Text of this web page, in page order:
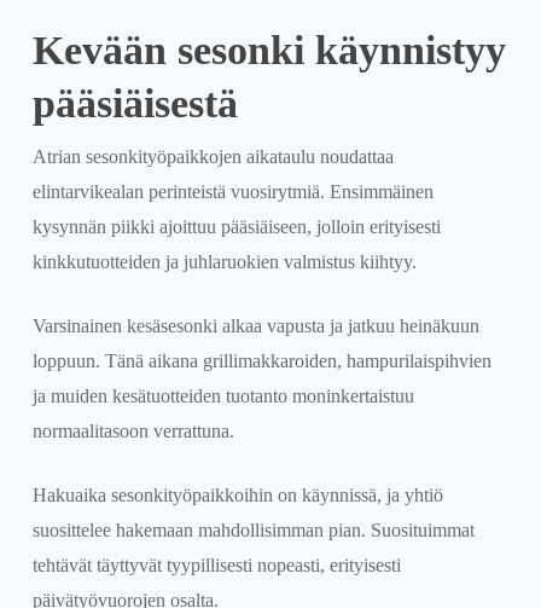
Kevään sesonki käynnistyy
pääsiäisestä
Atrian sesonkityöpaikkojen aikataulu noudattaa
elintarvikealan perinteistä vuosirytmiä. Ensimmäinen
kysynnän piikki ajoittuu pääsiäiseen, jolloin erityisesti
kinkkutuotteiden ja juhlaruokien valmistus kiihtyy.
Varsinainen kesäsesonki alkaa vapusta ja jatkuu heinäkuun
loppuun. Tänä aikana grillimakkaroiden, hampurilaispihvien
ja muiden kesätuotteiden tuotanto moninkertaistuu
normaalitasoon verrattuna.
Hakuaika sesonkityöpaikkoihin on käynnissä, ja yhtiö
suosittelee hakemaan mahdollisimman pian. Suosituimmat
tehtävät täyttyvät tyypillisesti nopeasti, erityisesti
päivätyövuorojen osalta.